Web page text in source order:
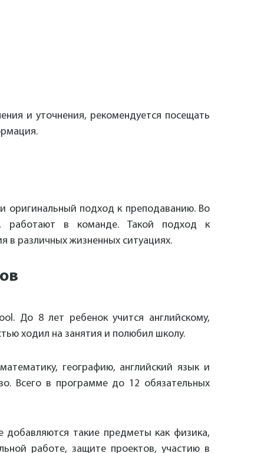
и уточнения, рекомендуется посещать
оригинальный подход к преподаванию. Во
работают в команде. Такой подход к
в различных жизненных ситуациях.
До 8 лет ребенок учится английскому,
ходил на занятия и полюбил школу.
географию, английский язык и
Всего в программе до 12 обязательных
такие предметы как физика,
работе, защите проектов, участию в